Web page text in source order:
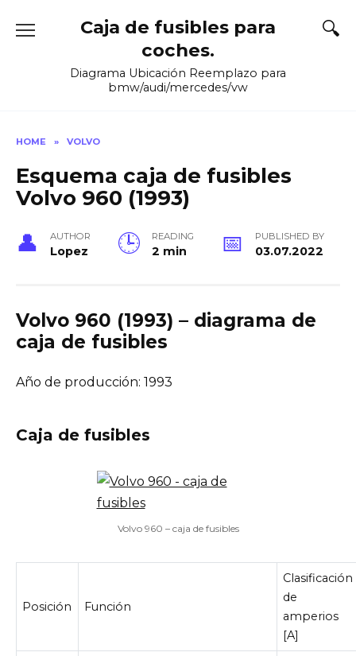
Caja de fusibles para
coches.
Diagrama Ubicación Reemplazo para
bmw/audi/mercedes/vw
HOME » VOLVO
Esquema caja de fusibles
Volvo 960 (1993)
AUTHOR
Lopez
READING
2 min
PUBLISHED BY
03.07.2022
Volvo 960 (1993) – diagrama de
caja de fusibles
Año de producción: 1993
Caja de fusibles
Volvo 960 – caja de fusibles
Posición Función
Clasificación
de
amperios
[A]